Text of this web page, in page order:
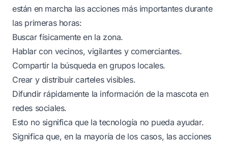
están en marcha las acciones más importantes durante
las primeras horas:
Buscar físicamente en la zona.
Hablar con vecinos, vigilantes y comerciantes.
Compartir la búsqueda en grupos locales.
Crear y distribuir carteles visibles.
Difundir rápidamente la información de la mascota en
redes sociales.
Esto no significa que la tecnología no pueda ayudar.
Significa que, en la mayoría de los casos, las acciones